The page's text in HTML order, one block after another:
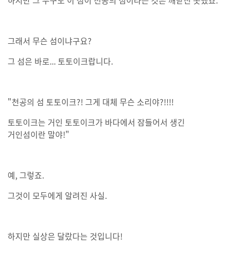
그래서 무슨 섬이냐구요?
그 섬은 바로... 토토이크랍니다.
"천공의 섬 토토이크?! 그게 대체 무슨 소리야?!!!!
토토이크는 거인 토토이크가 바다에서 잠들어서 생긴
거인섬이란 말야!"
예, 그렇죠.
그것이 모두에게 알려진 사실.
하지만 실상은 달랐다는 것입니다!